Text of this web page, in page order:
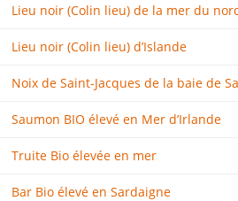
Lieu noir (Colin lieu) de la mer du
Lieu noir (Colin lieu) d’Islande
Noix de Saint-Jacques de la baie de
Saumon BIO élevé en Mer d’Irlande
Truite Bio élevée en mer
Bar Bio élevé en Sardaigne